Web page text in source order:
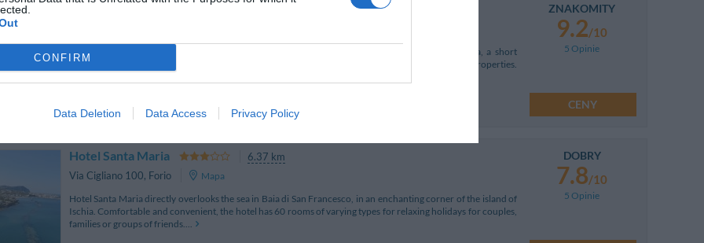
CONFIRM
Data Deletion Data Access Privacy Policy
Hotel Villa Franz is an exclusive hotel situated in the enchanting village of Sant'Angelo in Ischia, a short
distance from the thermal spa and the fumaroles of boiling hot sand, famous for their therapeutic properties.
ZNAKOMITY
9.2/10
5 Opinie
CENY
Hotel Santa Maria
6.37 km
Via Cigliano 100, Forio
Mapa
Hotel Santa Maria directly overlooks the sea in Baia di San Francesco, in an enchanting corner of the island of
Ischia. Comfortable and convenient, the hotel has 60 rooms of varying types for relaxing holidays for couples,
families or groups of friends....
DOBRY
7.8/10
5 Opinie